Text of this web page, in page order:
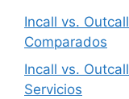
Incall vs.
Comparados
Incall vs.
Servicios